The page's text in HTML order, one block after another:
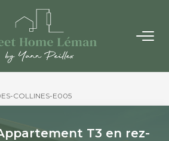
ACHETER
NEUFS
EN LIGNE
COLLINES-E005
T3 en rez-